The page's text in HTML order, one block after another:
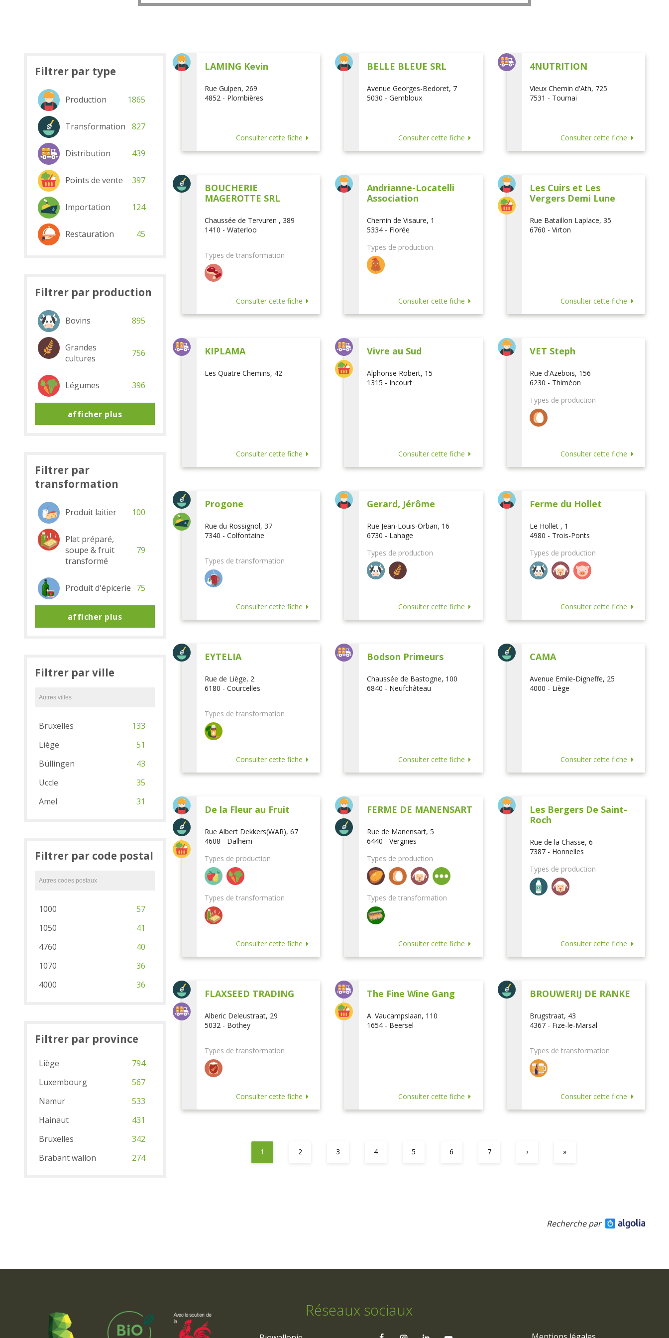
LAMING Kevin
Rue Gulpen, 269
4852 - Plombières
Consulter cette fiche
BELLE BLEUE SRL
Avenue Georges-Bedoret, 7
5030 - Gembloux
Consulter cette fiche
4NUTRITION
Vieux Chemin d'Ath, 725
7531 - Tournai
Consulter cette fiche
BOUCHERIE
MAGEROTTE SRL
Chaussée de Tervuren , 389
1410 - Waterloo
Types de transformation
Consulter cette fiche
Andrianne-Locatelli
Association
Chemin de Visaure, 1
5334 - Florée
Types de production
Consulter cette fiche
Les Cuirs et Les
Vergers Demi Lune
Rue Bataillon Laplace, 35
6760 - Virton
Consulter cette fiche
KIPLAMA
Les Quatre Chemins, 42
Consulter cette fiche
Vivre au Sud
Alphonse Robert, 15
1315 - Incourt
Consulter cette fiche
VET Steph
Rue d'Azebois, 156
6230 - Thiméon
Types de production
Consulter cette fiche
Progone
Rue du Rossignol, 37
7340 - Colfontaine
Types de transformation
Consulter cette fiche
Gerard, Jérôme
Rue Jean-Louis-Orban, 16
6730 - Lahage
Types de production
Consulter cette fiche
Ferme du Hollet
Le Hollet , 1
4980 - Trois-Ponts
Types de production
Consulter cette fiche
EYTELIA
Rue de Liège, 2
6180 - Courcelles
Types de transformation
Consulter cette fiche
Bodson Primeurs
Chaussée de Bastogne, 100
6840 - Neufchâteau
Consulter cette fiche
CAMA
Avenue Emile-Digneffe, 25
4000 - Liège
Consulter cette fiche
De la Fleur au Fruit
Rue Albert Dekkers(WAR), 67
4608 - Dalhem
Types de production
Types de transformation
Consulter cette fiche
FERME DE MANENSART
Rue de Manensart, 5
6440 - Vergnies
Types de production
Types de transformation
Consulter cette fiche
Les Bergers De Saint-
Roch
Rue de la Chasse, 6
7387 - Honnelles
Types de production
Consulter cette fiche
FLAXSEED TRADING
Alberic Deleustraat, 29
5032 - Bothey
Types de transformation
Consulter cette fiche
The Fine Wine Gang
A. Vaucampslaan, 110
1654 - Beersel
Consulter cette fiche
BROUWERIJ DE RANKE
Brugstraat, 43
4367 - Fize-le-Marsal
Types de transformation
Consulter cette fiche
1 2 3 4 5 6 7 › »
Filtrer par type
Production 1865
Transformation 827
Distribution 439
Points de vente 397
Importation 124
Restauration 45
Filtrer par production
Bovins 895
Grandes
cultures
756
Légumes 396
afficher plus
Filtrer par
transformation
Produit laitier 100
Plat préparé,
soupe & fruit
transformé
79
Produit d'épicerie 75
afficher plus
Filtrer par ville
Bruxelles
133
Liège
51
Büllingen
43
Uccle
35
Amel
31
Filtrer par code postal
1000
57
1050
41
4760
40
1070
36
4000
36
Filtrer par province
Liège
794
Luxembourg
567
Namur
533
Hainaut
431
Bruxelles
342
Brabant wallon
274
Recherche par
Réseaux sociaux